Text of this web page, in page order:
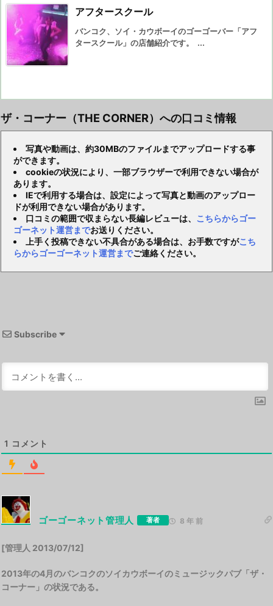
アフタースクール
バンコク、ソイ・カウボーイのゴーゴーバー「アフ
タースクール」の店舗紹介です。 ...
ザ・コーナー（THE CORNER）への口コミ情報
写真や動画は、約30MBのファイルまでアップロードする事
ができます。
cookieの状況により、一部ブラウザーで利用できない場合が
あります。
IEで利用する場合は、設定によって写真と動画のアップロー
ドが利用できない場合があります。
口コミの範囲で収まらない長編レビューは、 こちらからゴー
ゴーネット運営までお送りください。
上手く投稿できない不具合がある場合は、お手数ですがこち
らからゴーゴーネット運営までご連絡ください。
Subscribe
1 コメント
ゴーゴーネット管理人 著者 8 年 前
[管理人 2013/07/12]
2013年の4月のバンコクのソイカウボーイのミュージックパブ「ザ・
コーナー」の状況である。